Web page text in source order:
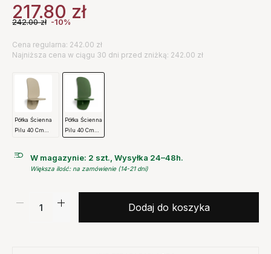
217.80 zł
242.00zł -10%
Cena regularna: 242.00 zł
Najniższa cena w ciągu 30 dni przed zniżką: 242.00 zł
Półka Ścienna
Pilu 40 Cm
Półka Ścienna
Pilu 40 Cm
W magazynie: 2 szt., Wysyłka 24–48h.
Większa ilość: na zamówienie (14-21 dni)
Dodaj do koszyka